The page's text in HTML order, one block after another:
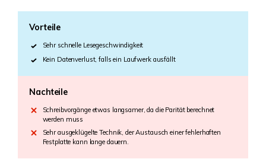
Vorteile
Sehr schnelle Lesegeschwindigkeit
Kein Datenverlust, falls ein Laufwerk ausfällt
Nachteile
Schreibvorgänge etwas langsamer, da die Parität berechnet
werden muss
Sehr ausgeklügelte Technik, der Austausch einer fehlerhaften
Festplatte kann lange dauern.